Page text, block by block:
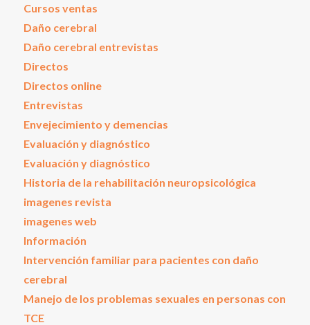
Cursos ventas
Daño cerebral
Daño cerebral entrevistas
Directos
Directos online
Entrevistas
Envejecimiento y demencias
Evaluación y diagnóstico
Evaluación y diagnóstico
Historia de la rehabilitación neuropsicológica
imagenes revista
imagenes web
Información
Intervención familiar para pacientes con daño
cerebral
Manejo de los problemas sexuales en personas con
TCE